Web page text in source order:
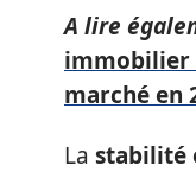
A lire
immobilier
marché en
La stabilité